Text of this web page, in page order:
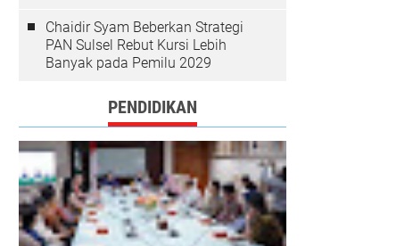
Chaidir Syam Beberkan Strategi
PAN Sulsel Rebut Kursi Lebih
Banyak pada Pemilu 2029
PENDIDIKAN